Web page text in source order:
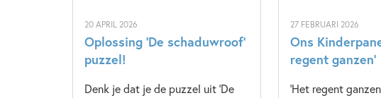
20 APRIL 2026
Oplossing ‘De schaduwroof’
puzzel!
Denk je dat je de puzzel uit 'De
27 FEBRUARI 2026
Ons
regent ganzen’
'Het regent